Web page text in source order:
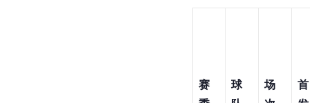
赛
球
场
首